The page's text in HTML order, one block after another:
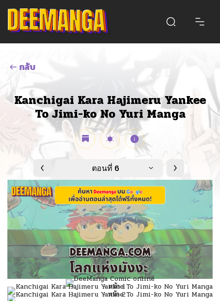
กลับ
Kanchigai Kara Hajimeru Yankee
To Jimi-ko No Yuri Manga
ตอนที่ 6